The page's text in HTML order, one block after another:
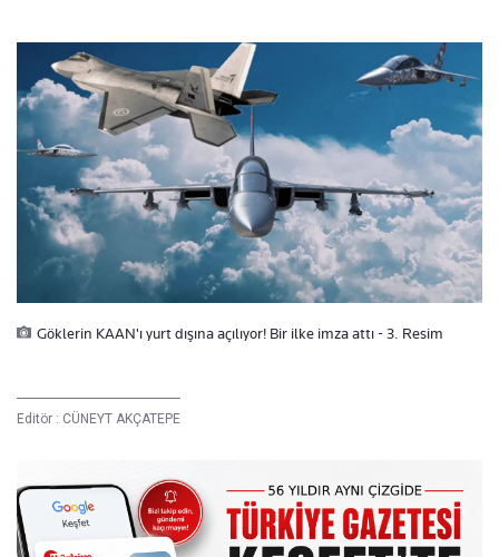
Göklerin KAAN'ı yurt dışına açılıyor! Bir ilke imza attı - 3. Resim
Editör : CÜNEYT AKÇATEPE